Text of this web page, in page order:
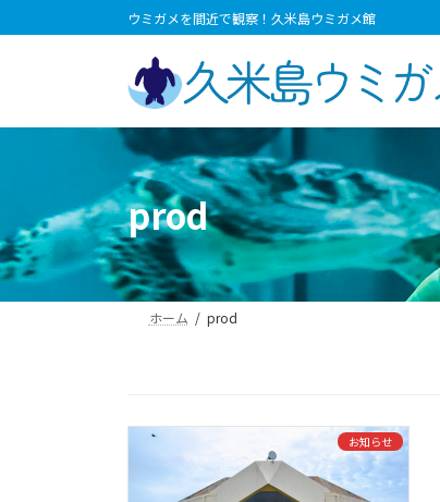
ン
プ
ビ
動
ウミガメを間近で観察！久米島ウミガメ館
prod
ホーム prod
お知らせ